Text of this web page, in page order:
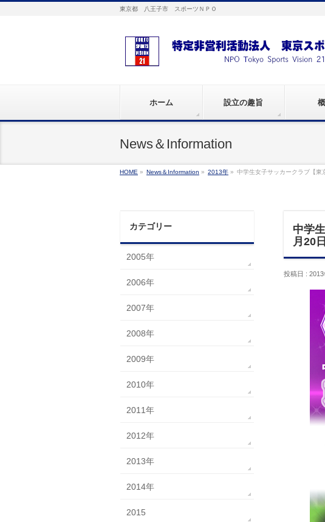
東京都 八王子市 スポーツＮＰＯ
ホーム 設立の趣旨
News＆Information
HOME » News＆Information » 2013年 » 中学生女子サッカークラブ【東
中学
月20
投稿日 : 2013
カテゴリー
2005年
2006年
2007年
2008年
2009年
2010年
2011年
2012年
2013年
2014年
2015